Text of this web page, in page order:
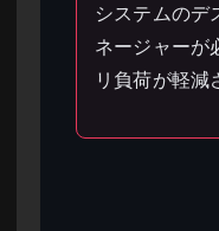
システムのデ
ネージャーが
リ負荷が軽減